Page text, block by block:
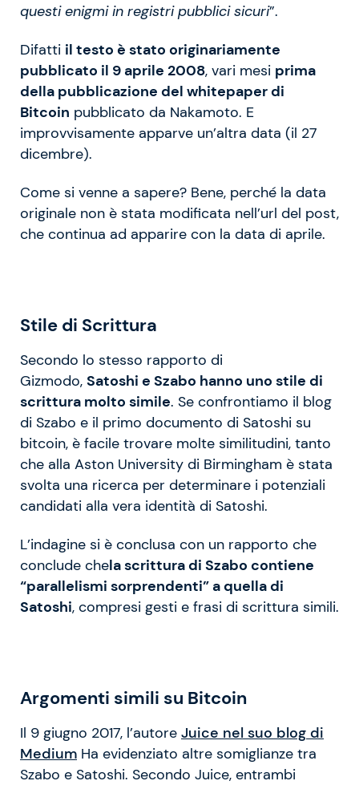
questi enigmi in registri pubblici sicuri”.
Difatti il testo è stato originariamente
pubblicato il 9 aprile 2008, vari mesi prima
della pubblicazione del whitepaper di
Bitcoin pubblicato da Nakamoto. E
improvvisamente apparve un’altra data (il 27
dicembre).
Come si venne a sapere? Bene, perché la data
originale non è stata modificata nell’url del post,
che continua ad apparire con la data di aprile.
Stile di Scrittura
Secondo lo stesso rapporto di
Gizmodo, Satoshi e Szabo hanno uno stile di
scrittura molto simile. Se confrontiamo il blog
di Szabo e il primo documento di Satoshi su
bitcoin, è facile trovare molte similitudini, tanto
che alla Aston University di Birmingham è stata
svolta una ricerca per determinare i potenziali
candidati alla vera identità di Satoshi.
L’indagine si è conclusa con un rapporto che
conclude chela scrittura di Szabo contiene
“parallelismi sorprendenti” a quella di
Satoshi, compresi gesti e frasi di scrittura simili.
Argomenti simili su Bitcoin
Il 9 giugno 2017, l’autore Juice nel suo blog di
Medium Ha evidenziato altre somiglianze tra
Szabo e Satoshi. Secondo Juice, entrambi